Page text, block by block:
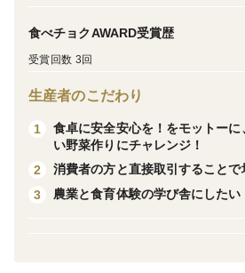
い農園産。
唐辛子は韓国産、アミの塩辛、
りんご。蜂蜜。
食べチョクAWARD受賞歴
受賞回数 3回
生産者のこだわり
1
食卓に安全安心を！をモットー
い野菜作りにチャレンジ！
2
消費者の方と直接取引することで
3
農業と食育体験の学び舎にしたい